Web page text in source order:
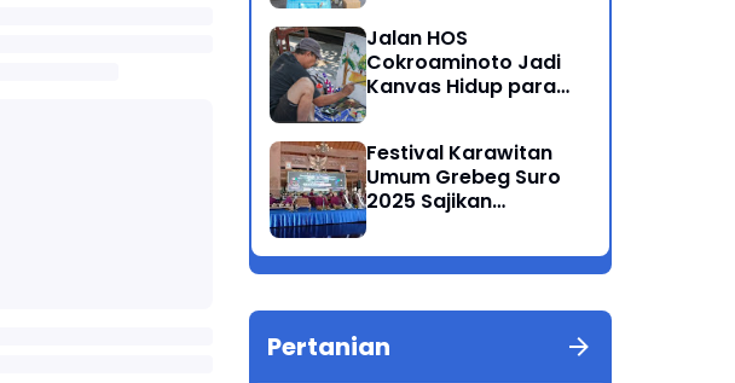
Jalan HOS
Cokroaminoto Jadi
Kanvas Hidup para
Festival Karawitan
Umum Grebeg Suro
2025 Sajikan
Berkualitas Ponorogo
Pertanian